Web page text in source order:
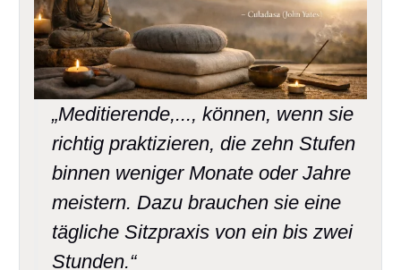
„Meditierende,..., können, wenn sie
richtig praktizieren, die zehn Stufen
binnen weniger Monate oder Jahre
meistern. Dazu brauchen sie eine
tägliche Sitzpraxis von ein bis zwei
Stunden.“